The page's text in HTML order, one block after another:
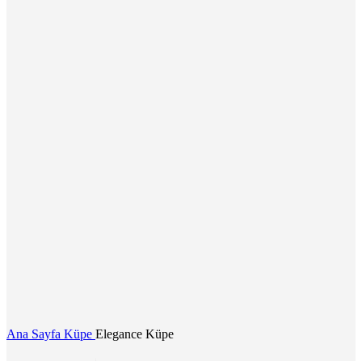
Ana Sayfa Küpe Elegance Küpe